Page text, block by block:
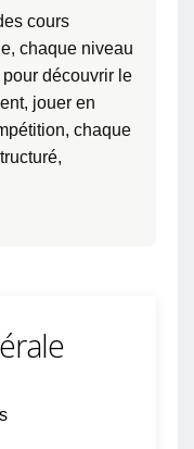
cours
chaque niveau
découvrir le
jouer en
chaque